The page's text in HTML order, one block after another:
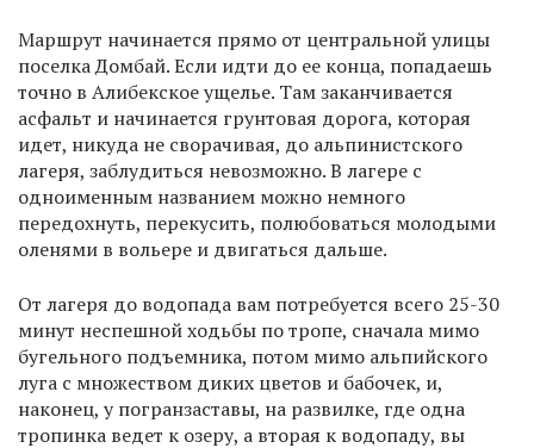
Маршрут начинается прямо от центральной улицы
поселка Домбай. Если идти до ее конца, попадаешь
точно в Алибекское ущелье. Там заканчивается
асфальт и начинается грунтовая дорога, которая
идет, никуда не сворачивая, до альпинистского
лагеря, заблудиться невозможно. В лагере с
одноименным названием можно немного
передохнуть, перекусить, полюбоваться молодыми
оленями в вольере и двигаться дальше.
От лагеря до водопада вам потребуется всего 25-30
минут неспешной ходьбы по тропе, сначала мимо
бугельного подъемника, потом мимо альпийского
луга с множеством диких цветов и бабочек, и,
наконец, у погранзаставы, на развилке, где одна
тропинка ведет к озеру, а вторая к водопаду, вы